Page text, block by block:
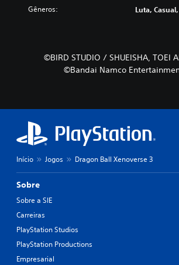
Gêneros: Luta,
©BIRD STUDIO / SHUEISHA, TOEI
©Bandai Namco
Início Jogos Dragon Ball Xenoverse 3
Sobre
Sobre a SIE
Carreiras
PlayStation Studios
PlayStation Productions
Empresarial